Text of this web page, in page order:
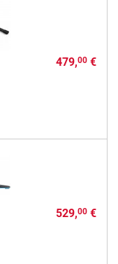
479,00€
529,00€